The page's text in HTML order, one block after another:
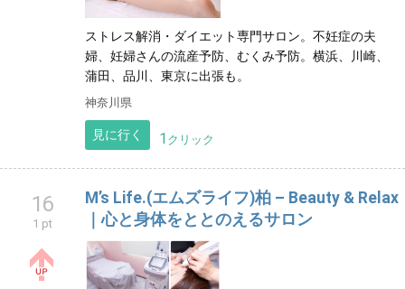
ストレス解消・ダイエット専門サロン。不妊症の夫
婦、妊婦さんの流産予防、むくみ予防。横浜、川崎、
蒲田、品川、東京に出張も。
神奈川県
見に行く 1 クリック
16
1 pt
M’s Life.(エムズライフ)柏 – Beauty & Relax
｜心と身体をととのえるサロン